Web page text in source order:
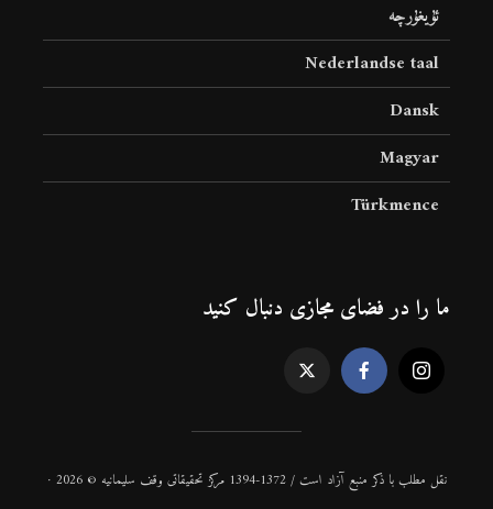
ئۇيغۇرچە
Nederlandse taal
Dansk
Magyar
Türkmence
ما را در فضای مجازی دنبال کنید
نقل مطلب با ذكر منبع آزاد است / 1372-1394 مركز تحقیقاتی وقف سلیمانیه © 2026 ·